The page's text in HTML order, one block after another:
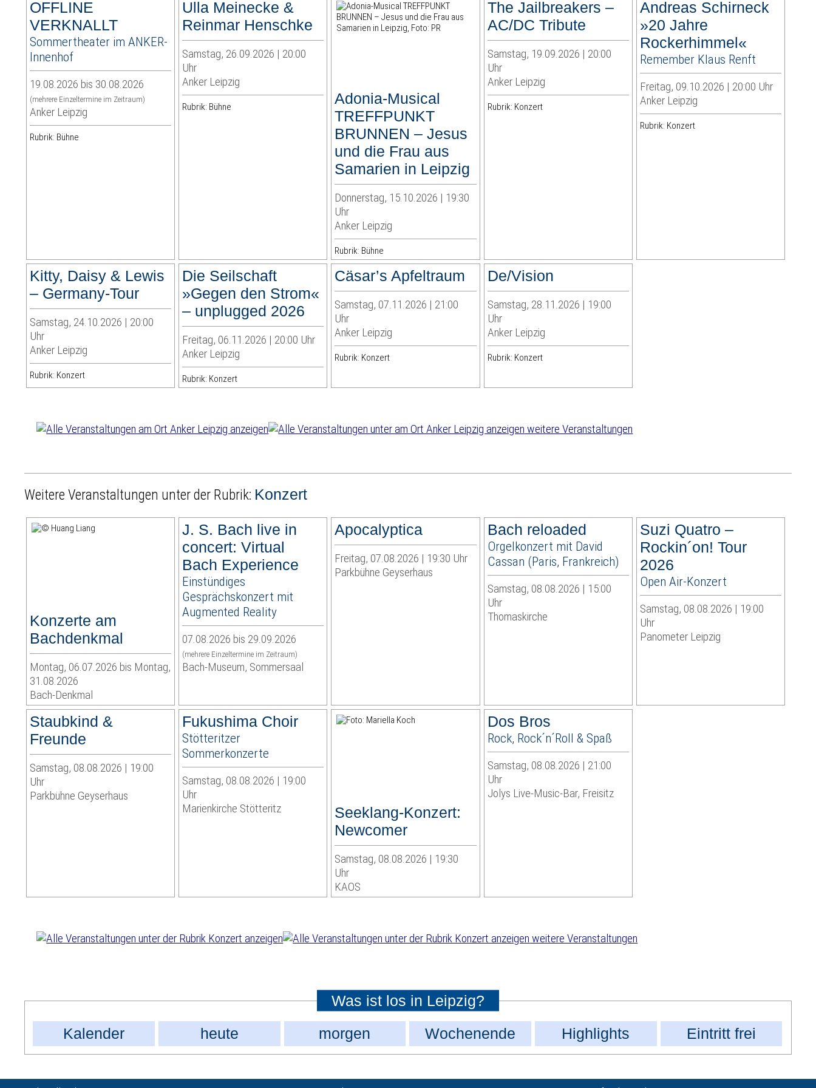
OFFLINE
VERKNALLT
Sommertheater im ANKER-
Innenhof
19.08.2026 bis 30.08.2026
(mehrere Einzeltermine im Zeitraum)
Anker Leipzig
Rubrik: Bühne
Ulla Meinecke &
Reinmar Henschke
Samstag, 26.09.2026 | 20:00
Uhr
Anker Leipzig
Rubrik: Bühne
Adonia-Musical
TREFFPUNKT
BRUNNEN – Jesus
und die Frau aus
Samarien in Leipzig
Donnerstag, 15.10.2026 | 19:30
Uhr
Anker Leipzig
Rubrik: Bühne
The Jailbreakers –
AC/DC Tribute
Samstag, 19.09.2026 | 20:00
Uhr
Anker Leipzig
Rubrik: Konzert
Andreas Schirneck
»20 Jahre
Rockerhimmel«
Remember Klaus Renft
Freitag, 09.10.2026 | 20:00 Uhr
Anker Leipzig
Rubrik: Konzert
Kitty, Daisy & Lewis
– Germany-Tour
Samstag, 24.10.2026 | 20:00
Uhr
Anker Leipzig
Rubrik: Konzert
Die Seilschaft
»Gegen den Strom«
– unplugged 2026
Freitag, 06.11.2026 | 20:00 Uhr
Anker Leipzig
Rubrik: Konzert
Cäsar’s Apfeltraum
Samstag, 07.11.2026 | 21:00
Uhr
Anker Leipzig
Rubrik: Konzert
De/Vision
Samstag, 28.11.2026 | 19:00
Uhr
Anker Leipzig
Rubrik: Konzert
weitere Veranstaltungen
Weitere Veranstaltungen unter der Rubrik: Konzert
Konzerte am
Bachdenkmal
Montag, 06.07.2026 bis Montag,
31.08.2026
Bach-Denkmal
J. S. Bach live in
concert: Virtual
Bach Experience
Einstündiges
Gesprächskonzert mit
Augmented Reality
07.08.2026 bis 29.09.2026
(mehrere Einzeltermine im Zeitraum)
Bach-Museum, Sommersaal
Apocalyptica
Freitag, 07.08.2026 | 19:30 Uhr
Parkbühne Geyserhaus
Bach reloaded
Orgelkonzert mit David
Cassan (Paris, Frankreich)
Samstag, 08.08.2026 | 15:00
Uhr
Thomaskirche
Suzi Quatro –
Rockin´on! Tour
2026
Open Air-Konzert
Samstag, 08.08.2026 | 19:00
Uhr
Panometer Leipzig
Staubkind &
Freunde
Samstag, 08.08.2026 | 19:00
Uhr
Parkbühne Geyserhaus
Fukushima Choir
Stötteritzer
Sommerkonzerte
Samstag, 08.08.2026 | 19:00
Uhr
Marienkirche Stötteritz
Seeklang-Konzert:
Newcomer
Samstag, 08.08.2026 | 19:30
Uhr
KAOS
Dos Bros
Rock, Rock´n´Roll & Spaß
Samstag, 08.08.2026 | 21:00
Uhr
Jolys Live-Music-Bar, Freisitz
weitere Veranstaltungen
Was ist los in Leipzig?
Kalender
heute morgen Wochenende Highlights Eintritt frei